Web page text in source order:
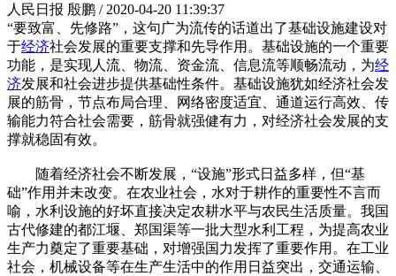
人民日报 殷鹏 / 2020-04-20 11:39:37
“要致富、先修路”，这句广为流传的话道出了基础设施建设对
于经济社会发展的重要支撑和先导作用。基础设施的一个重要
功能，是实现人流、物流、资金流、信息流等顺畅流动，为经
济发展和社会进步提供基础性条件。基础设施犹如经济社会发
展的筋骨，节点布局合理、网络密度适宜、通道运行高效、传
输能力符合社会需要，筋骨就强健有力，对经济社会发展的支
撑就稳固有效。
随着经济社会不断发展，“设施”形式日益多样，但“基
础”作用并未改变。在农业社会，水对于耕作的重要性不言而
喻，水利设施的好坏直接决定农耕水平与农民生活质量。我国
古代修建的都江堰、郑国渠等一批大型水利工程，为提高农业
生产力奠定了重要基础，对增强国力发挥了重要作用。在工业
社会，机械设备等在生产生活中的作用日益突出，交通运输、